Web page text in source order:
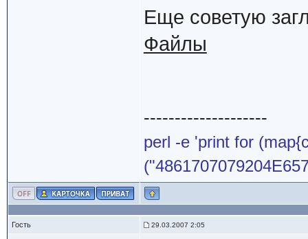
Еще советую
Файлы
--------------------
perl -e 'print for
Гость 29.03.2007 2:05